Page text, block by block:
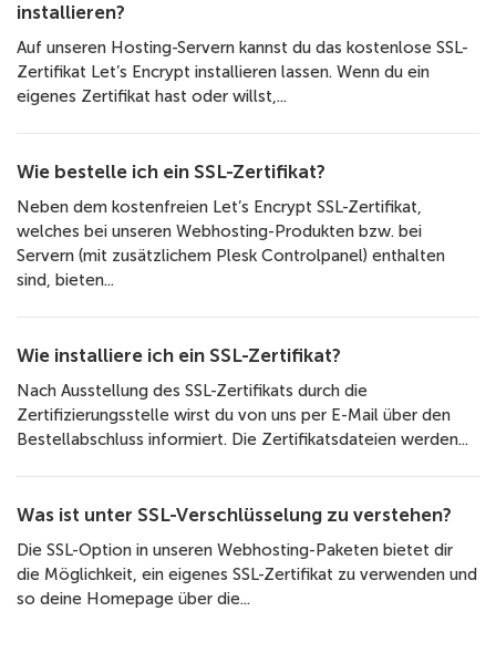
installieren?
Auf unseren Hosting-Servern kannst du das kostenlose SSL-
Zertifikat Let’s Encrypt installieren lassen. Wenn du ein
eigenes Zertifikat hast oder willst,...
Wie bestelle ich ein SSL-Zertifikat?
Neben dem kostenfreien Let’s Encrypt SSL-Zertifikat,
welches bei unseren Webhosting-Produkten bzw. bei
Servern (mit zusätzlichem Plesk Controlpanel) enthalten
sind, bieten...
Wie installiere ich ein SSL-Zertifikat?
Nach Ausstellung des SSL-Zertifikats durch die
Zertifizierungsstelle wirst du von uns per E-Mail über den
Bestellabschluss informiert. Die Zertifikatsdateien werden...
Was ist unter SSL-Verschlüsselung zu verstehen?
Die SSL-Option in unseren Webhosting-Paketen bietet dir
die Möglichkeit, ein eigenes SSL-Zertifikat zu verwenden und
so deine Homepage über die...